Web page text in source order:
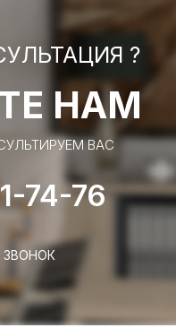
?
НАМ
ВАС
74-76
ЗВОНОК